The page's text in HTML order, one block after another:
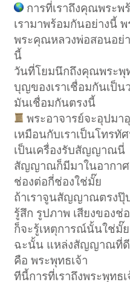
การที่เราถึงคุณพระ
เรามาพร้อมกันอย่างนี้
พระคุณหลวงพ่อสอนอย่
นี้
วันที่โยมนึกถึงคุณพระพุ
บุญของเราเชื่อมกันเป็น
มันเชื่อมกันตรงนี้
พระอาจารย์จะอุปมา
เหมือนกับเราเป็นโทรทั
เป็นเครื่องรับสัญญาณนี่
สัญญาณก็มีมาในอากาศ
ช่องต่อกี่ช่องใช่มั๊ย
ถ้าเราจูนสัญญาณตรงปุ๊
รู้สึก รูปภาพ เสียงของ
ก็จะรู้เหตุการณ์นั้นใช่มั๊ย
ฉะนั้น แหล่งสัญญาณที่ดี
คือ พระพุทธเจ้า
ทีนี้การที่เราถึงพระพุทธ